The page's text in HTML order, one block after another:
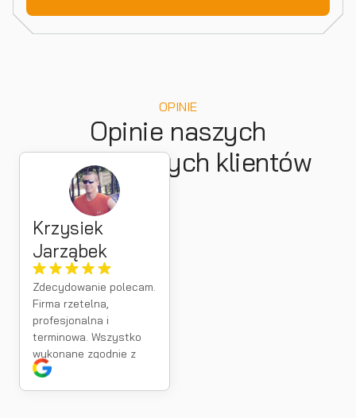
OPINIE
Opinie naszych
zadowolonych klientów
Krzysiek
Jarząbek
Zdecydowanie polecam.
Firma rzetelna,
profesjonalna i
terminowa. Wszystko
wykonane zgodnie z
umową, a kontakt na
najwyższym poziomie.